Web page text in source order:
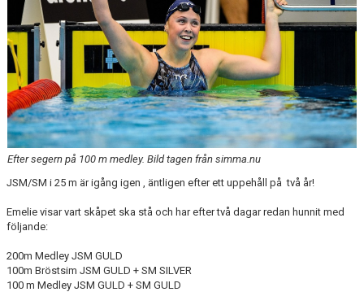
Efter segern på 100 m medley. Bild tagen från simma.nu
JSM/SM i 25 m är igång igen , äntligen efter ett uppehåll på två år!
Emelie visar vart skåpet ska stå och har efter två dagar redan hunnit med
följande:
200m Medley JSM GULD
100m Bröstsim JSM GULD + SM SILVER
100 m Medley JSM GULD + SM GULD